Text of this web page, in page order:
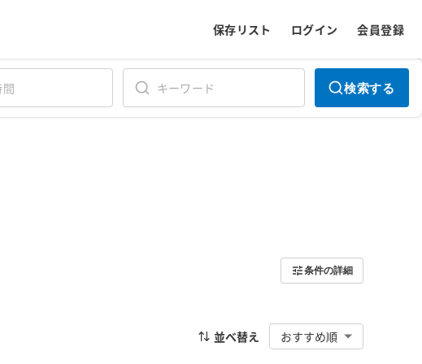
保存リスト ログイン 会員登録
検索する
条件の詳細
並べ替え おすすめ順